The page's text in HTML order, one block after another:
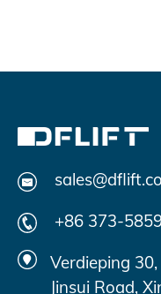
+86 373-
Verdieping
Jinsui Road,